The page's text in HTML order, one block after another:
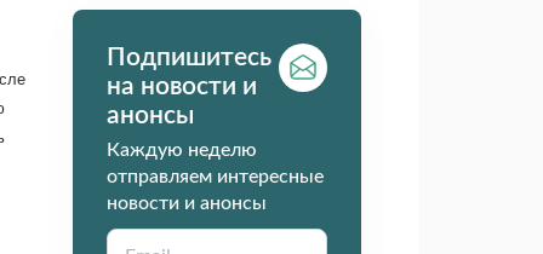
Подпишитесь
на новости и
анонсы
Каждую неделю
отправляем интересные
новости и анонсы